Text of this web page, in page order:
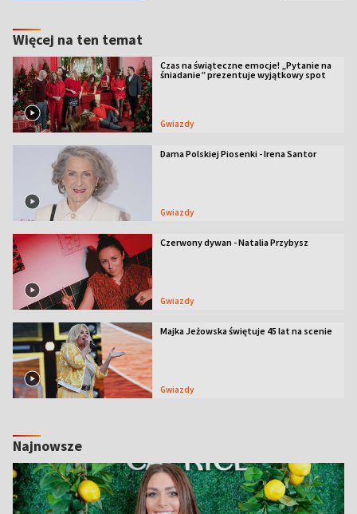
Więcej na ten temat
Czas na świąteczne emocje! „Pytanie na
śniadanie” prezentuje wyjątkowy spot
Gwiazdy
Dama Polskiej Piosenki - Irena Santor
Gwiazdy
Czerwony dywan - Natalia Przybysz
Gwiazdy
Majka Jeżowska świętuje 45 lat na scenie
Gwiazdy
Najnowsze